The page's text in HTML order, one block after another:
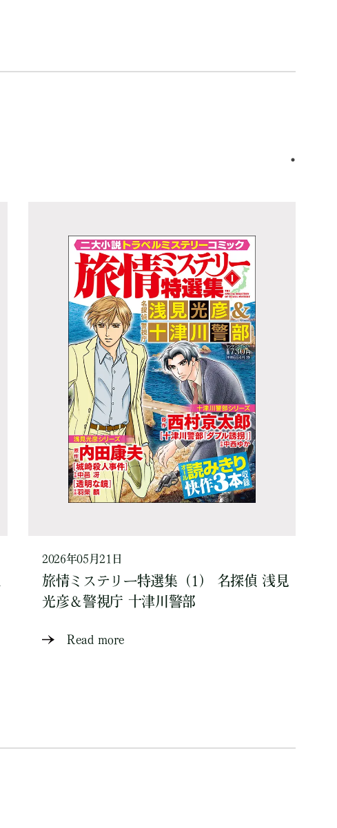
2026年05月21日
旅情ミステリー特選集（1） 名探偵 浅見
光彦＆警視庁 十津川警部
Read more